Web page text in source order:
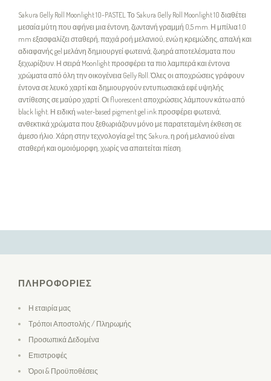
Sakura Gelly Roll Moonlight 10-PASTEL Το Sakura Gelly Roll Moonlight 10 διαθέτει
μεσαία μύτη που αφήνει μια έντονη, ζωντανή γραμμή 0,5 mm. Η μπίλια 1.0
mm εξασφαλίζει σταθερή, παχιά ροή μελανιού, ενώ η κρεμώδης, απαλή και
αδιαφανής gel μελάνη δημιουργεί φωτεινά, ζωηρά αποτελέσματα που
ξεχωρίζουν. Η σειρά Moonlight προσφέρει τα πιο λαμπερά και έντονα
χρώματα από όλη την οικογένεια Gelly Roll. Όλες οι αποχρώσεις γράφουν
έντονα σε λευκό χαρτί και δημιουργούν εντυπωσιακά εφέ υψηλής
αντίθεσης σε μαύρο χαρτί. Οι fluorescent αποχρώσεις λάμπουν κάτω από
black light. Η ειδική water‑based pigment gel ink προσφέρει φωτεινά,
ανθεκτικά χρώματα που ξεθωριάζουν μόνο με παρατεταμένη έκθεση σε
άμεσο ήλιο. Χάρη στην τεχνολογία gel της Sakura, η ροή μελανιού είναι
σταθερή και ομοιόμορφη, χωρίς να απαιτείται πίεση.
ΠΛΗΡΟΦΟΡΊΕΣ
Η εταιρία μας
Τρόποι Αποστολής / Πληρωμής
Προσωπικά Δεδομένα
Επιστροφές
Όροι & Προϋποθέσεις